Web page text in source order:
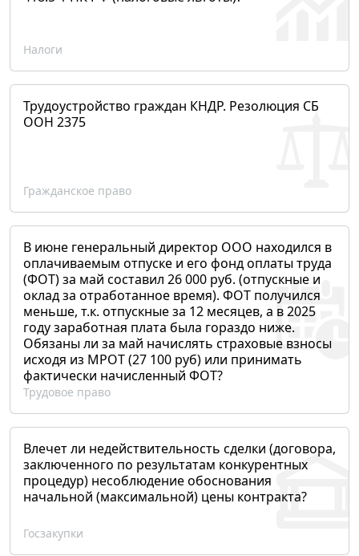
Налоги
Трудоустройство граждан КНДР. Резолюция СБ
ООН 2375
Гражданское право
В июне генеральный директор ООО находился в
оплачиваемым отпуске и его фонд оплаты труда
(ФОТ) за май составил 26 000 руб. (отпускные и
оклад за отработанное время). ФОТ получился
меньше, т.к. отпускные за 12 месяцев, а в 2025
году заработная плата была гораздо ниже.
Обязаны ли за май начислять страховые взносы
исходя из МРОТ (27 100 руб) или принимать
фактически начисленный ФОТ?
Трудовое право
Влечет ли недействительность сделки (договора,
заключенного по результатам конкурентных
процедур) несоблюдение обоснования
начальной (максимальной) цены контракта?
Госзакупки